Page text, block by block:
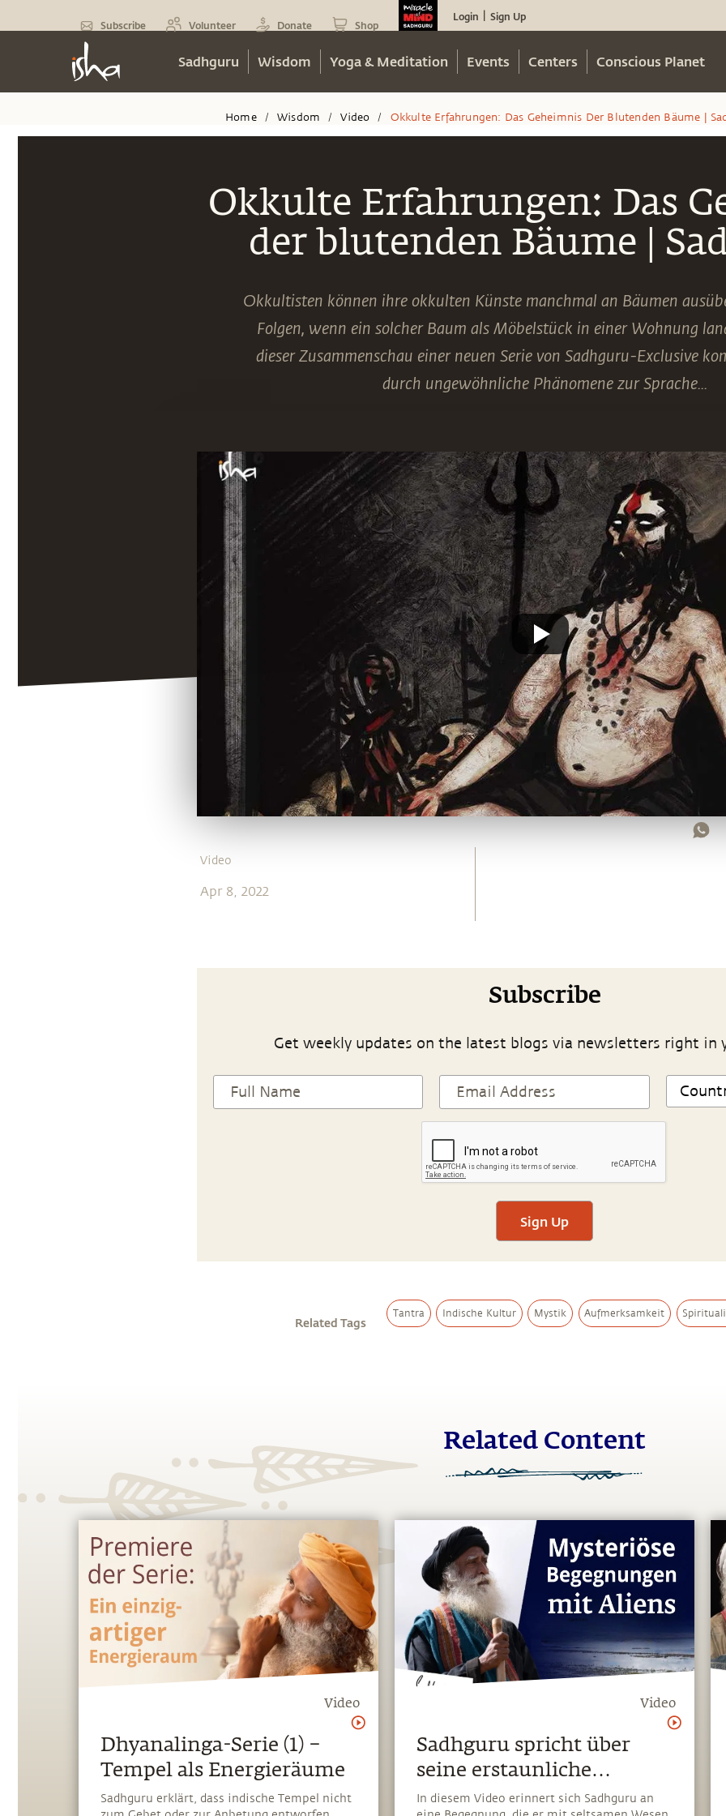
Subscribe Volunteer Donate Shop
Login Sign Up
Sadhguru Wisdom Yoga & Meditation Events Centers Conscious Planet
Home / Wisdom / Video / Okkulte Erfahrungen: Das Geheimnis Der Blutenden Bäume |
Okkulte Erfahrungen: Das
der blutenden Bäume |
Okkultisten können ihre okkulten Künste manchmal an Bäumen
Folgen, wenn ein solcher Baum als Möbelstück in einer Wohnung
dieser Zusammenschau einer neuen Serie von Sadhguru-Exclusive
durch ungewöhnliche Phänomene zur Sprache...
Video
Apr 8, 2022
Subscribe
Get weekly updates on the latest blogs via newsletters right in
Sign Up
Related Tags
Tantra Indische Kultur Mystik Aufmerksamkeit
Related Content
Video
Dhyanalinga-Serie (1) –
Tempel als Energieräume
Sadhguru erklärt, dass indische Tempel nicht
Video
Sadhguru spricht über
seine erstaunliche
Begegnung mit Aliens
In diesem Video erinnert sich Sadhguru an